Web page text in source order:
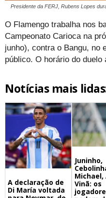
Presidente da FERJ, Rubens Lopes
O Flamengo trabalha nos
Campeonato Carioca na
junho), contra o Bangu, no
público. O horário do duelo
Notícias mais
A declaração de
Di María voltada
Juninho,
Michael,
Vinã: os